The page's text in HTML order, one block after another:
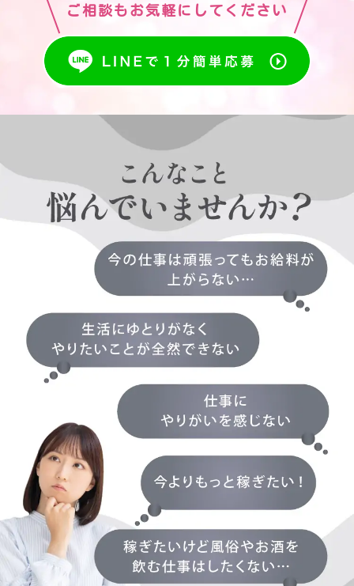
ご相談もお気軽にしてください